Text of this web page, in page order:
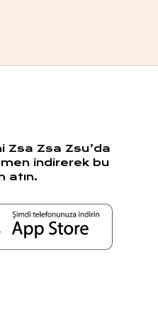
Zsa Zsa Zsu’da
indirerek bu
atın.